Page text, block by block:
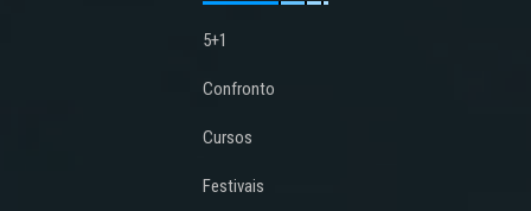
5+1
Confronto
Cursos
Festivais